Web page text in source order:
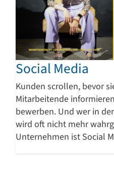
Social Media
Kunden scrollen, bevor
Mitarbeitende
bewerben. Und wer in
wird oft nicht mehr
Unternehmen ist Social